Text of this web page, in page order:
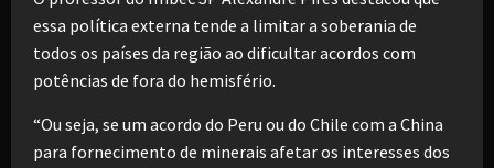
essa política externa tende a limitar a soberania de
todos os países da região ao dificultar acordos com
potências de fora do hemisfério.
“Ou seja, se um acordo do Peru ou do Chile com a China
para fornecimento de minerais afetar os interesses dos